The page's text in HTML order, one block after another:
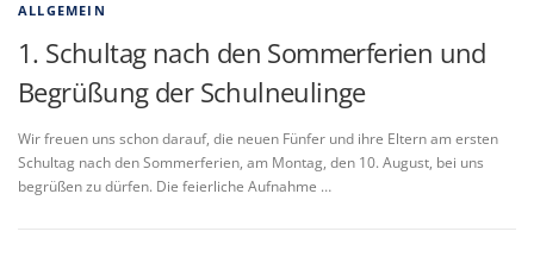
ALLGEMEIN
1. Schultag nach den Sommerferien und
Begrüßung der Schulneulinge
Wir freuen uns schon darauf, die neuen Fünfer und ihre Eltern am ersten
Schultag nach den Sommerferien, am Montag, den 10. August, bei uns
begrüßen zu dürfen. Die feierliche Aufnahme …